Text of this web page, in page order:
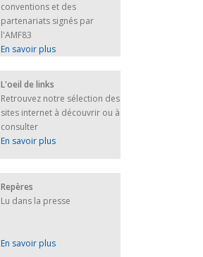
conventions et des
partenariats signés par
l'AMF83
En savoir plus
L'oeil de links
Retrouvez notre sélection des
sites internet à découvrir ou à
consulter
En savoir plus
Repères
Lu dans la presse
En savoir plus